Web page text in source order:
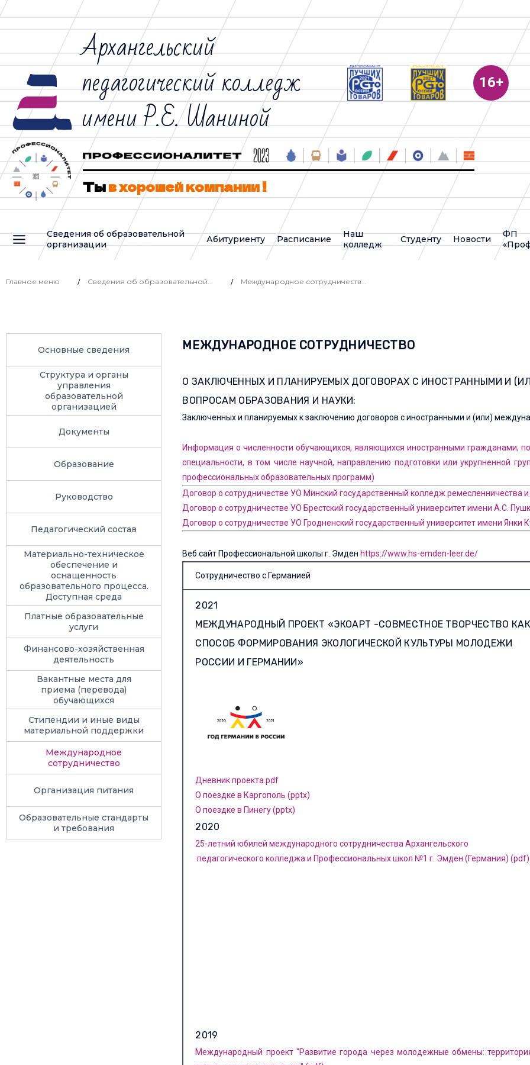
Архангельский
педагогический колледж
имени Р.Е. Шаниной
Тыв хорошей компании !
Сведения об образовательной
организации
Абитуриенту Расписание
Наш
колледж
Студенту Новости
ФП
Главное меню / Сведения об образовательной... / Международное сотрудничеств...
Основные сведения
Структура и органы
управления
образовательной
организацией
Документы
Образование
Руководство
Педагогический состав
Материально-техническое
обеспечение и
оснащенность
образовательного процесса.
Доступная среда
Платные образовательные
услуги
Финансово-хозяйственная
деятельность
Вакантные места для
приема (перевода)
обучающихся
Стипендии и иные виды
материальной поддержки
Международное
сотрудничество
Организация питания
Образовательные стандарты
и требования
МЕЖДУНАРОДНОЕ СОТРУДНИЧЕСТВО
О ЗАКЛЮЧЕННЫХ И ПЛАНИРУЕМЫХ ДОГОВОРАХ С ИНОСТРАННЫМИ И
ВОПРОСАМ ОБРАЗОВАНИЯ И НАУКИ:
Заключенных и планируемых к заключению договоров с иностранными и (или)
Информация о численности обучающихся, являющихся иностранными гражданами,
специальности, в том числе научной, направлению подготовки или укрупненной
профессиональных образовательных программ)
Договор о сотрудничестве УО Минский государственный колледж ремесленничества
Договор о сотрудничестве УО Брестский государственный университет имени А.С.
Договор о сотрудничестве УО Гродненский государственный университет имени Янки
Веб сайт Профессиональной школы г. Эмден https://www.hs-emden-leer.de/
Сотрудничество с Германией
2021
МЕЖДУНАРОДНЫЙ ПРОЕКТ «ЭКОАРТ -СОВМЕСТНОЕ ТВОРЧЕСТВО КАК
СПОСОБ ФОРМИРОВАНИЯ ЭКОЛОГИЧЕСКОЙ КУЛЬТУРЫ МОЛОДЕЖИ
РОССИИ И ГЕРМАНИИ»
Дневник проекта.pdf
О поездке в Каргополь (pptx)
О поездке в Пинегу (pptx)
2020
25-летний юбилей международного сотрудничества Архангельского
педагогического колледжа и Профессиональных школ №1 г. Эмден (Германия) (pdf)
2019
Международный проект "Развитие города через молодежные обмены: